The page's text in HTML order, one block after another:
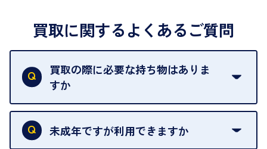
買取に関するよくあるご質問
買取の際に必要な持ち物はありま
すか
本人確認書類をご用意ください。ご利用になれる書
類はこちらをご確認ください。
未成年ですが利用できますか